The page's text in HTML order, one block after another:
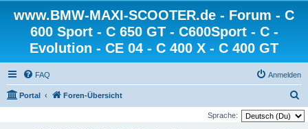
www.BMW-MAXI-SCOOTER.de - Forum - C
600 Sport - C 650 GT - C600Sport - C -
Evolution - CE 04 - C 400 X - C 400 GT
FAQ Anmelden
Portal Foren-Übersicht
u
Sprache: